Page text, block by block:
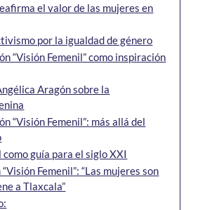
el valor de las mujeres en
por la igualdad de género
“Visión Femenil” como inspiración
Aragón sobre la
“Visión Femenil”: más allá del
como guía para el siglo XXI
Femenil”: “Las mujeres son
a Tlaxcala”